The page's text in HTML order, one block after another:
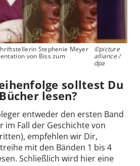
Stephenie Meyer
von Biss zum
©picture
alliance /
dpa
solltest Du
lesen?
entweder den ersten Band
im Fall der Geschichte von
empfehlen wir Dir,
mit den Bänden 1 bis 4
Schließlich wird hier eine